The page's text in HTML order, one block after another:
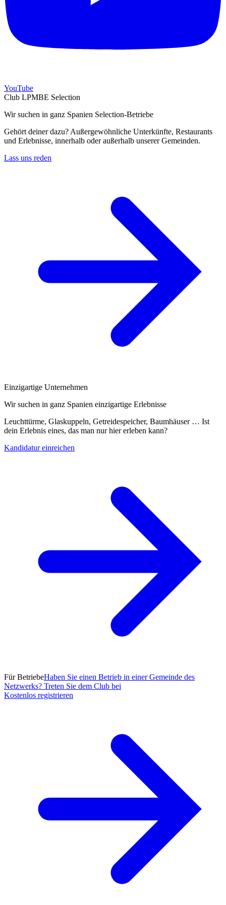
YouTube
Club LPMBE Selection
Wir suchen in ganz Spanien Selection-Betriebe
Gehört deiner dazu? Außergewöhnliche Unterkünfte, Restaurants
und Erlebnisse, innerhalb oder außerhalb unserer Gemeinden.
Lass uns reden
Einzigartige Unternehmen
Wir suchen in ganz Spanien einzigartige Erlebnisse
Leuchttürme, Glaskuppeln, Getreidespeicher, Baumhäuser … Ist
dein Erlebnis eines, das man nur hier erleben kann?
Kandidatur einreichen
Für BetriebeHaben Sie einen Betrieb in einer Gemeinde des
Netzwerks? Treten Sie dem Club bei
Kostenlos registrieren